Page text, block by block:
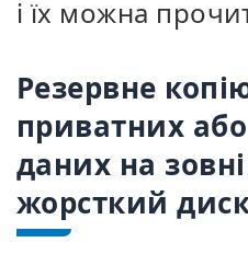
і їх можна
Резервне
приватних
даних на
жорсткий